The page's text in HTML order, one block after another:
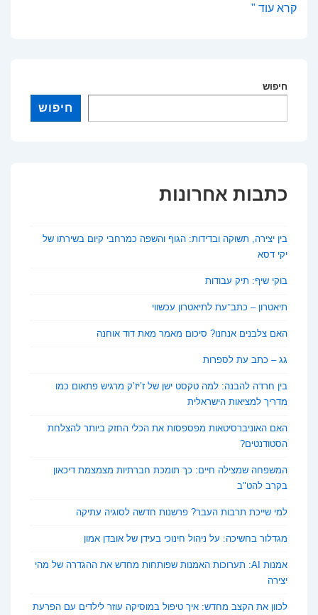
למי
פרשנות
קרא עוד "
חיפוש
חיפוש
כתבות אחרונות
בין יצירה, תשוקה ובדידות: הגוף והשפה כמרחבי קיום בשירתו של
יקי דסא
בוקי שיף: תיק עבודות
תיאטרון – כתב־עת לתיאטרון עכשווי
האם צלבנים אנחנו? סיכום מאמר מאת דוד אוחנה
גג – כתב עת לספרות
בין חרדה להבנה: למה טקסט ישן של ז’יז’ק מרגיש פתאום כמו
מדריך למציאות הישראלית
האם האוניברסיטאות מפספסות את הכלי החזק ביותר להצלחת
הסטודנטים?
המשפחה שמצילה חיים: כך תומכת חברתיות מצמצמת דיכאון
בקרב להט"ב
למי שייכת תרבות העבר? פרשנות חדשה לסוגיה עתיקה
מגדלור בחשיכה: על ניהול חינוכי בעידן של אובדן אמון
אמנות AI: תערוכות האמנות שפותחות מחדש את ההגדרה של מהי
יצירה
לכוון את הקצב מחדש: איך טיפול במוסיקה עוזר לילדים עם הפרעת